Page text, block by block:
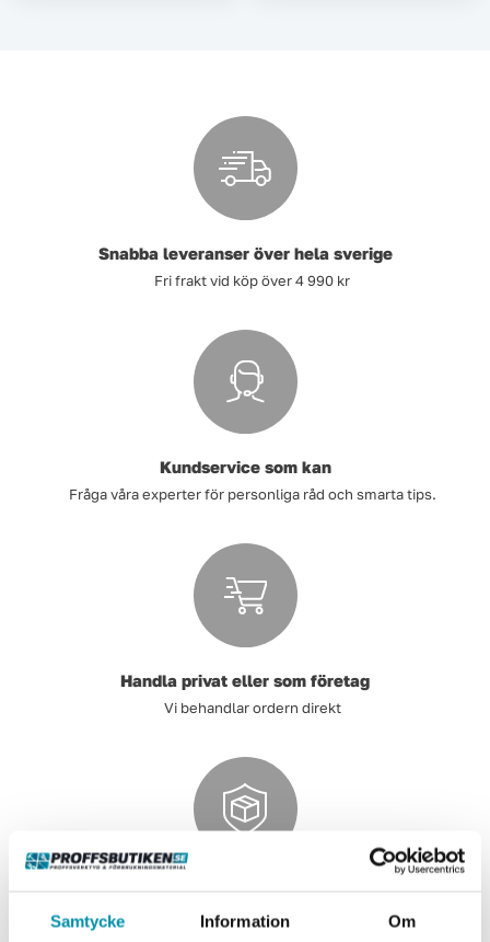
Samtycke Information Om
Snabba leveranser över hela sverige
Fri frakt vid köp över 4 990 kr
Kundservice som kan
Fråga våra experter för personliga råd och smarta tips.
Handla privat eller som företag
Vi behandlar ordern direkt
Säkra och pålitliga betalsystem.